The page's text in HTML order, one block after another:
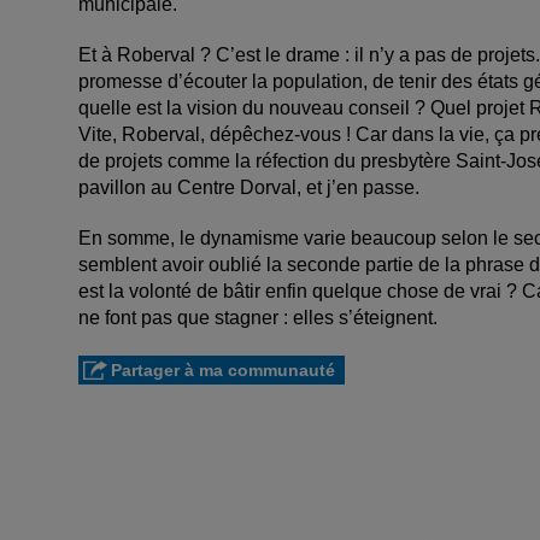
Et à Roberval ? C’est le drame : il n’y a pas de
promesse d’écouter la population, de tenir des états
quelle est la vision du nouveau conseil ? Quel projet
Vite, Roberval, dépêchez-vous ! Car dans la vie, ça
de projets comme la réfection du presbytère Saint-
pavillon au Centre Dorval, et j’en passe.
En somme, le dynamisme varie beaucoup selon le
semblent avoir oublié la seconde partie de la phrase
est la volonté de bâtir enfin quelque chose de vrai ?
ne font pas que stagner : elles s’éteignent.
Partager à ma communauté